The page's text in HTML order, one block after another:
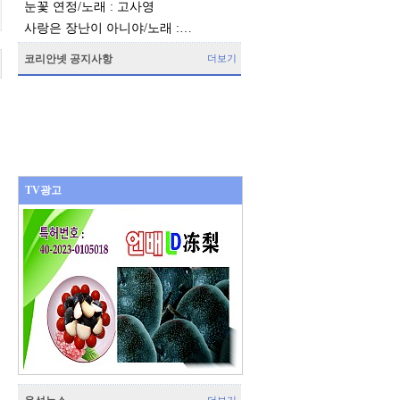
눈꽃 연정/노래 : 고사영
사랑은 장난이 아니야/노래 :…
코리안넷 공지사항 더보기
TV광고